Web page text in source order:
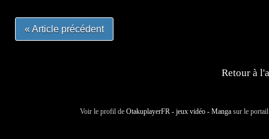
« Article précédent
Retour à
Voir le profil de OtakuplayerFR - jeux vidéo - Manga sur le